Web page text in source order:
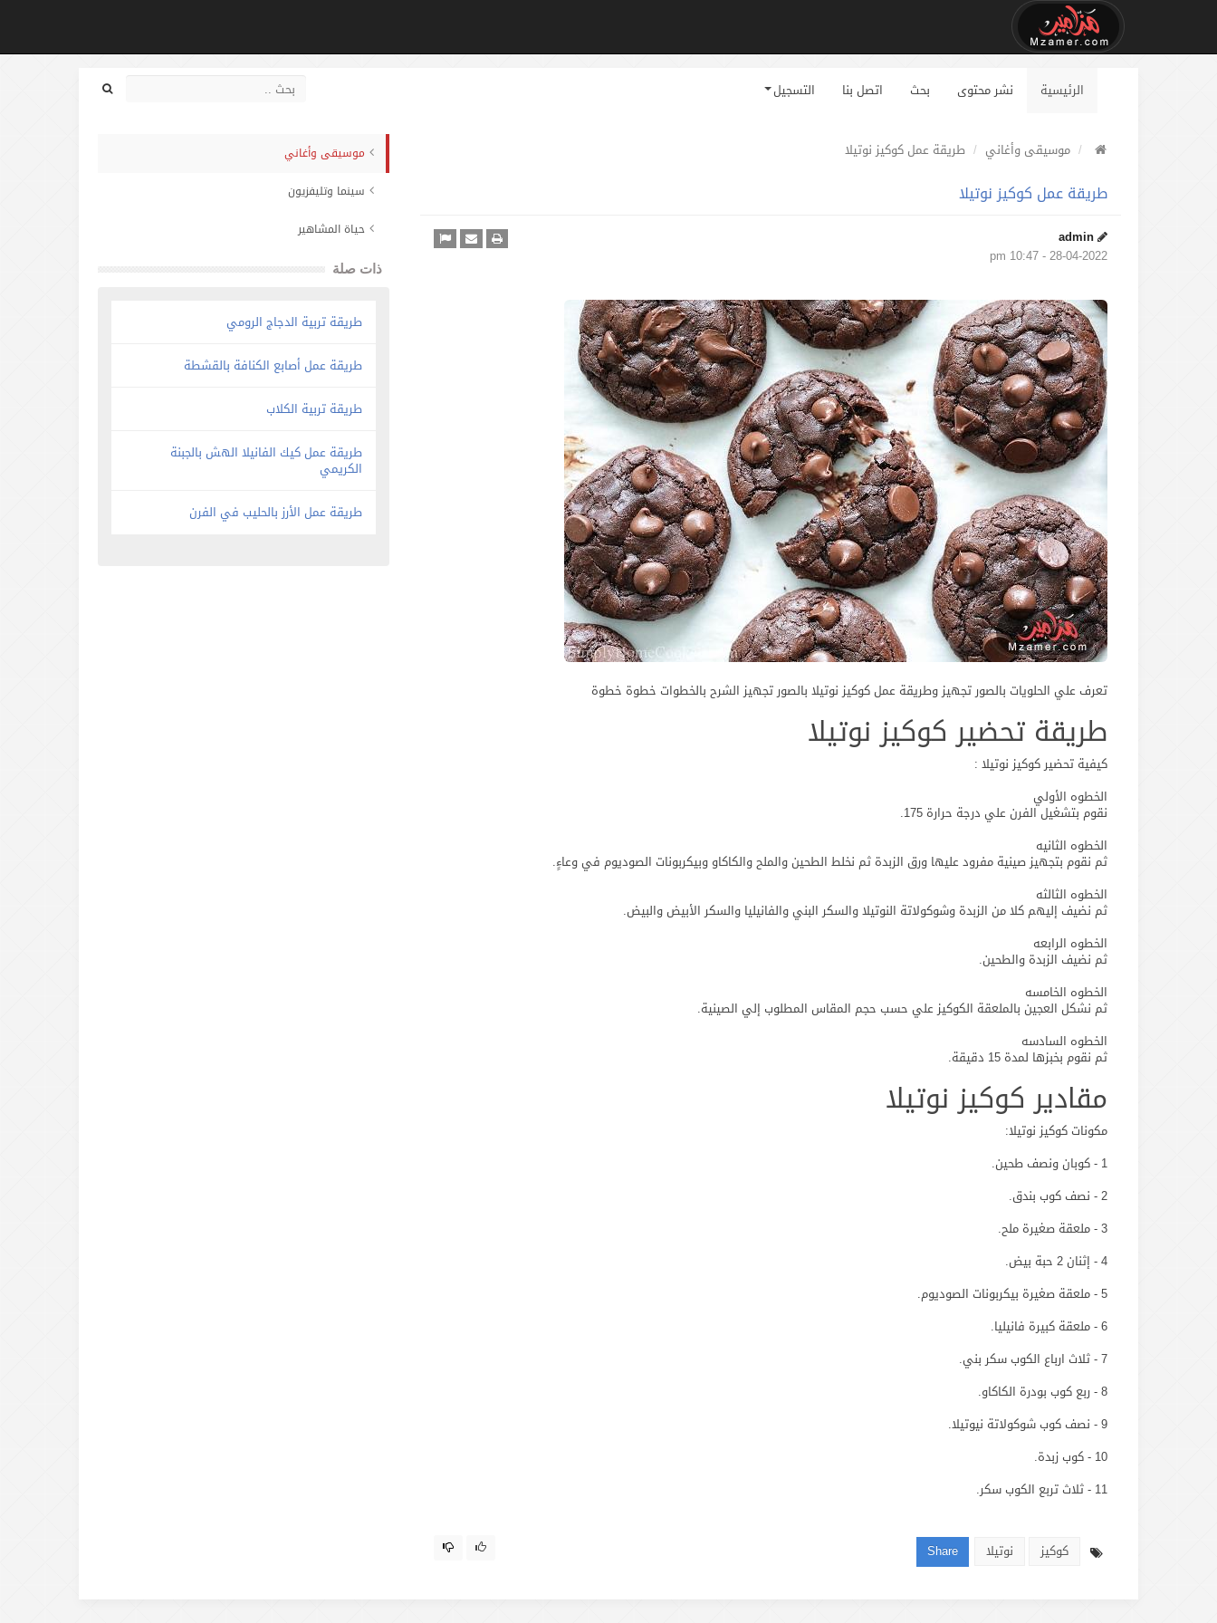
الرئيسية نشر محتوى بحث اتصل بنا التسجيل
موسيقى وأغاني طريقة عمل كوكيز نوتيلا
طريقة عمل كوكيز نوتيلا
admin
28-04-2022 - 10:47 pm
تعرف علي الحلويات بالصور تجهيز وطريقة عمل كوكيز نوتيلا بالصور تجهيز الشرح بالخطوات خطوة خطوة
طريقة تحضير كوكيز نوتيلا
كيفية تحضير كوكيز نوتيلا :
الخطوه الأولي
نقوم بتشغيل الفرن علي درجة حرارة 175.
الخطوه الثانيه
ثم نقوم بتجهيز صينية مفرود عليها ورق الزبدة ثم نخلط الطحين والملح والكاكاو وبيكربونات الصوديوم في وعاءٍ.
الخطوه الثالثه
ثم نضيف إليهم كلا من الزبدة وشوكولاتة النوتيلا والسكر البني والفانيليا والسكر الأبيض والبيض.
الخطوه الرابعه
ثم نضيف الزبدة والطحين.
الخطوه الخامسه
ثم نشكل العجين بالملعقة الكوكيز علي حسب حجم المقاس المطلوب إلي الصينية.
الخطوه السادسه
ثم نقوم بخبزها لمدة 15 دقيقة.
مقادير كوكيز نوتيلا
مكونات كوكيز نوتيلا:
1 - كوبان ونصف طحين.
2 - نصف كوب بندق.
3 - ملعقة صغيرة ملح.
4 - إثنان 2 حبة بيض.
5 - ملعقة صغيرة بيكربونات الصوديوم.
6 - ملعقة كبيرة فانيليا.
7 - ثلاث ارباع الكوب سكر بني.
8 - ربع كوب بودرة الكاكاو.
9 - نصف كوب شوكولاتة نيوتيلا.
10 - كوب زبدة.
11 - ثلاث تربع الكوب سكر.
كوكيز نوتيلا Share
موسيقى وأغاني
سينما وتليفزيون
حياة المشاهير
ذات صلة
طريقة تربية الدجاج الرومي
طريقة عمل أصابع الكنافة بالقشطة
طريقة تربية الكلاب
طريقة عمل كيك الفانيلا الهش بالجبنة
الكريمي
طريقة عمل الأرز بالحليب في الفرن